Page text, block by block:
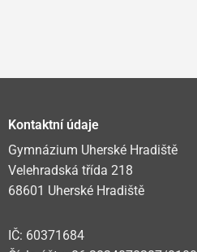
Kontaktní údaje
Gymnázium Uherské Hradiště
Velehradská třída 218
68601 Uherské Hradiště
IČ: 60371684